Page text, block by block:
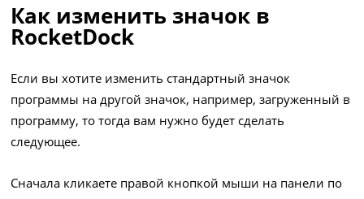
Как изменить значок в
RocketDock
Если вы хотите изменить стандартный значок
программы на другой значок, например, загруженный в
программу, то тогда вам нужно будет сделать
следующее.
Сначала кликаете правой кнопкой мыши на панели по